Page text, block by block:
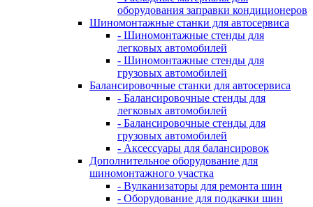
оборудования заправки кондиционеров
Шиномонтажные станки для автосервиса
- Шиномонтажные стенды для
легковых автомобилей
- Шиномонтажные стенды для
грузовых автомобилей
Балансировочные станки для автосервиса
- Балансировочные стенды для
легковых автомобилей
- Балансировочные стенды для
грузовых автомобилей
- Аксессуары для балансировок
Дополнительное оборудование для
шиномонтажного участка
- Вулканизаторы для ремонта шин
- Оборудование для подкачки шин